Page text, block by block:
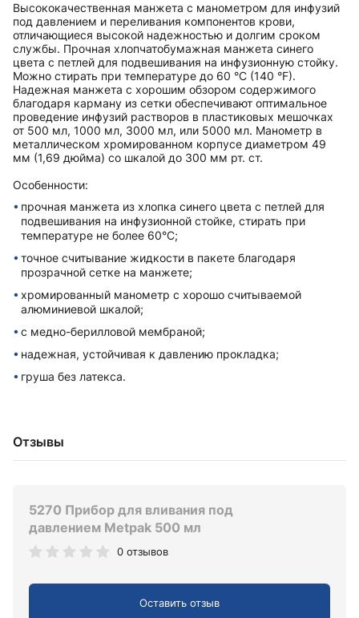
Высококачественная манжета с манометром для инфузий
под давлением и переливания компонентов крови,
отличающиеся высокой надежностью и долгим сроком
службы. Прочная хлопчатобумажная манжета синего
цвета с петлей для подвешивания на инфузионную стойку.
Можно стирать при температуре до 60 °C (140 °F).
Надежная манжета с хорошим обзором содержимого
благодаря карману из сетки обеспечивают оптимальное
проведение инфузий растворов в пластиковых мешочках
от 500 мл, 1000 мл, 3000 мл, или 5000 мл. Манометр в
металлическом хромированном корпусе диаметром 49
мм (1,69 дюйма) со шкалой до 300 мм рт. ст.
Особенности:
прочная манжета из хлопка синего цвета с петлей для
подвешивания на инфузионной стойке, стирать при
температуре не более 60°C;
точное считывание жидкости в пакете благодаря
прозрачной сетке на манжете;
хромированный манометр с хорошо считываемой
алюминиевой шкалой;
c медно-берилловой мембраной;
надежная, устойчивая к давлению прокладка;
груша без латекса.
Отзывы
5270 Прибор для вливания под
давлением Metpak 500 мл
0 отзывов
Оставить отзыв